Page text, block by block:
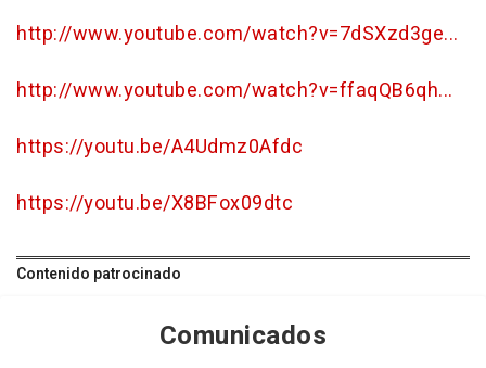
http://www.youtube.com/watch?v=7dSXzd3ge...
http://www.youtube.com/watch?v=ffaqQB6qh...
https://youtu.be/A4Udmz0Afdc
https://youtu.be/X8BFox09dtc
Contenido patrocinado
Comunicados